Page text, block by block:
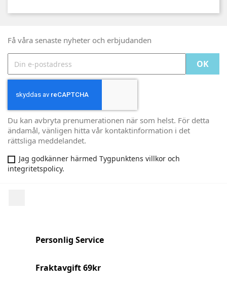
Få våra senaste nyheter och erbjudanden
Du kan avbryta prenumerationen när som helst. För detta
ändamål, vänligen hitta vår kontaktinformation i det
rättsliga meddelandet.
Jag godkänner härmed Tygpunktens villkor och
integritetspolicy.
Personlig Service
Fraktavgift 69kr